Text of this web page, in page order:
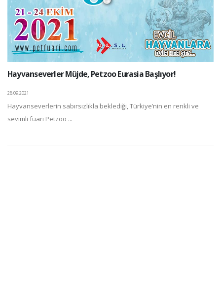
Hayvanseverler Müjde, Petzoo Eurasia Başlıyor!
28.09.2021
Hayvanseverlerin sabırsızlıkla beklediği, Türkiye’nin en renkli ve
sevimli fuarı Petzoo ...